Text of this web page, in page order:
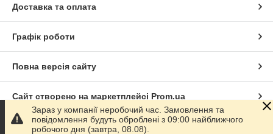
Доставка та оплата
Графік роботи
Повна версія сайту
Сайт створено на маркетплейсі Prom.ua
Політика конфіденційності
Зараз у компанії неробочий час. Замовлення та
повідомлення будуть оброблені з 09:00 найближчого
робочого дня (завтра, 08.08).